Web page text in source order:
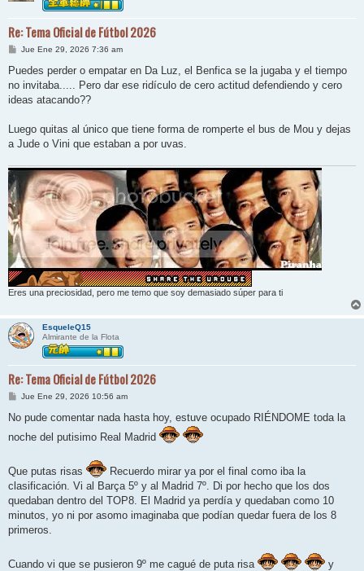
Re: Tema Oficial de Fútbol 2026
M
n
a
j
Jue Ene 29, 2026 7:36 am
Puedes perder o empatar en Da Luz, el Benfica se la jugaba y el tiempo
no invitaba..... Pero dar ese ridículo de cero actitud defendiendo y cero
ideas atacando??
Luego quitas al único que tiene forma de romperte el bus de Mou y dejas
a Jude o Vini que estaban a por uvas.
Eres una preciosidad, pero me temo que soy demasiado súper para ti
EsqueleQ15
Almirante de la Flota
Re: Tema Oficial de Fútbol 2026
M
n
a
Jue Ene 29, 2026 10:56 am
No pude comentar nada hasta hoy, estuve ocupado RIÉNDOME toda la
noche del putisimo Real Madrid
Que putas risas
Recuerdo mirar ya por el final como iba la
clasificación. Vi al Barça 5º y al Madrid 7º. Di por hecho que los dos
quedaban dentro del TOP8. El Madrid ya perdía y quedaban como 10
minutos, yo ni por asomo imaginaba que podían quedar fuera de los 8
primeros.
Cuando vi que se pusieron 9º me cagué de puta risa
y